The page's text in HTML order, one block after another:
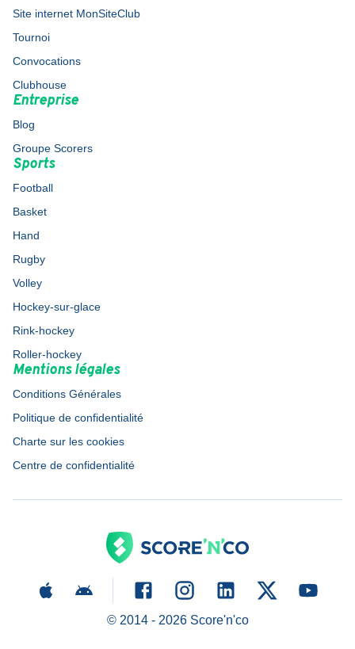
Site internet MonSiteClub
Tournoi
Convocations
Clubhouse
Entreprise
Blog
Groupe Scorers
Sports
Football
Basket
Hand
Rugby
Volley
Hockey-sur-glace
Rink-hockey
Roller-hockey
Mentions légales
Conditions Générales
Politique de confidentialité
Charte sur les cookies
Centre de confidentialité
© 2014 - 2026Score'n'co